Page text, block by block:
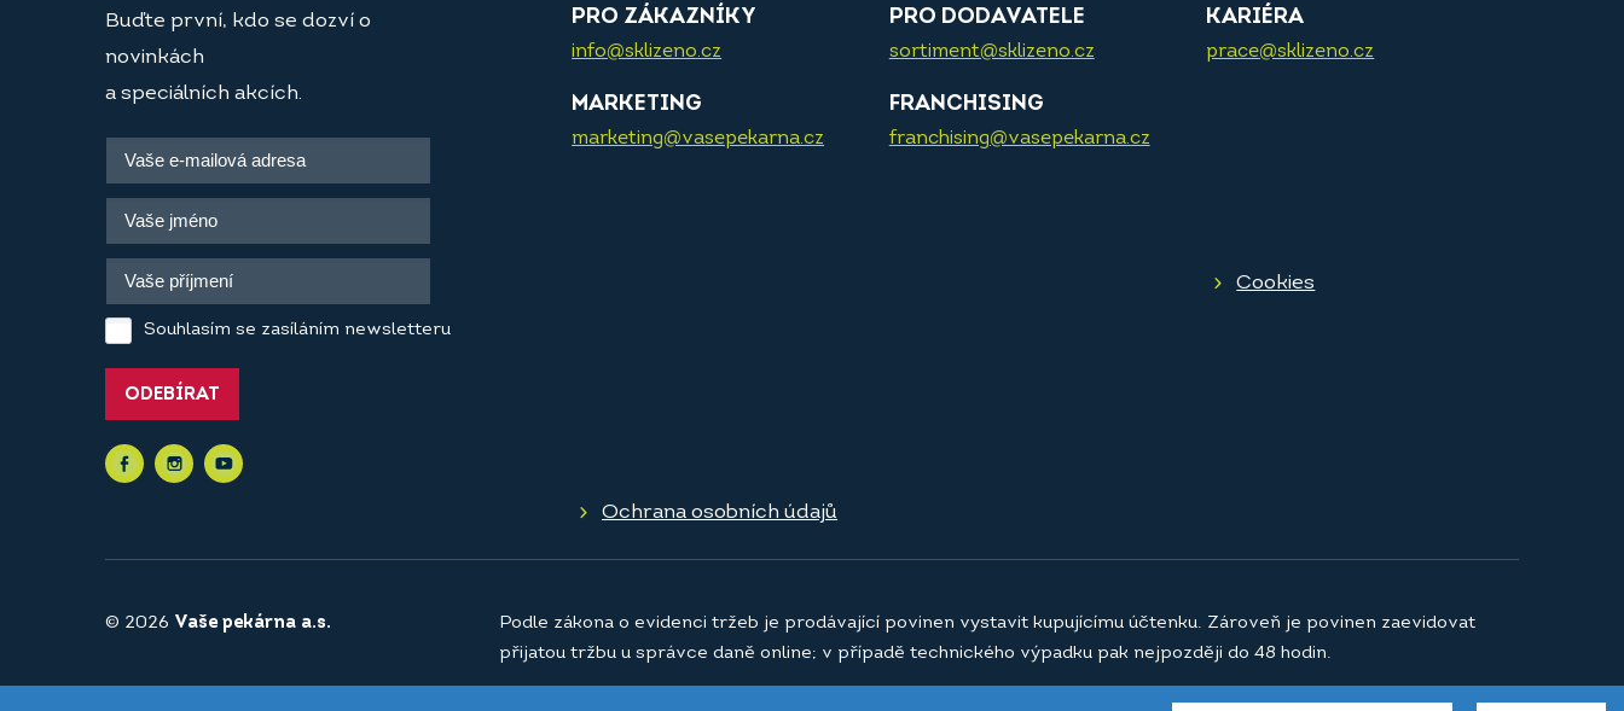
Buďte první, kdo se dozví o
novinkách
a speciálních akcích.
Souhlasím se zasíláním newsletteru
ODEBÍRAT
PRO ZÁKAZNÍKY
info@sklizeno.cz
PRO DODAVATELE
sortiment@sklizeno.cz
KARIÉRA
prace@sklizeno.cz
MARKETING
marketing@vasepekarna.cz
FRANCHISING
franchising@vasepekarna.cz
Cookies
Ochrana osobních údajů
© 2026 Vaše pekárna a.s.
Podle zákona o evidenci tržeb je prodávající povinen vystavit kupujícímu účtenku. Zároveň je povinen zaevidovat
přijatou tržbu u správce daně online; v případě technického výpadku pak nejpozději do 48 hodin.